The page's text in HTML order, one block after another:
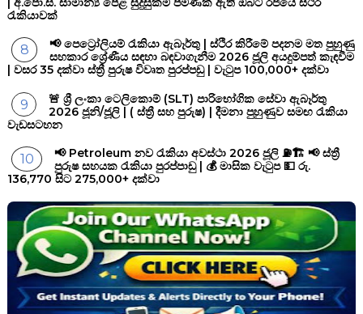
රැකියාවක්
📢 පෙට්‍රෝලියම් රැකියා ඇබෑර්තු | ස්ථිර කිරීමේ පදනම මත පුහුණු
සහකාර ශ්‍රේණීය සඳහා බඳවාගැනීම 2026 ජූලි අයදුම්පත් කැඳවීම
| වසර 35 දක්වා ස්ත්‍රී පුරුෂ විවෘත පුරප්පඩු | වැටුප 100,000+ දක්වා
🚨 ශ්‍රී ලංකා ටෙලිකොම් (SLT) පාරිභෝගික සේවා ඇබෑර්තු
2026 ජූනි/ජූලි | ( ස්ත්‍රී සහ පුරුෂ) | දීමනා පුහුණුව සමඟ රැකියා
වැඩසටහන
📢 Petroleum නව රැකියා අවස්ථා 2026 ජූලි ⛽🏗️ 📢 ස්ත්‍රී
පුරුෂ සහයක රැකියා පුරප්පාඩු | 💰 මාසික වැටුප 💵 රු.
136,770 සිට 275,000+ දක්වා